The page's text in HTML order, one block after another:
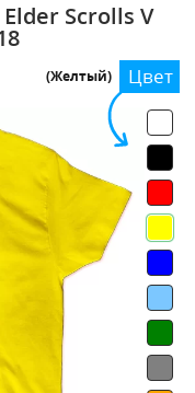
Scrolls V
Цвет
(Желтый)